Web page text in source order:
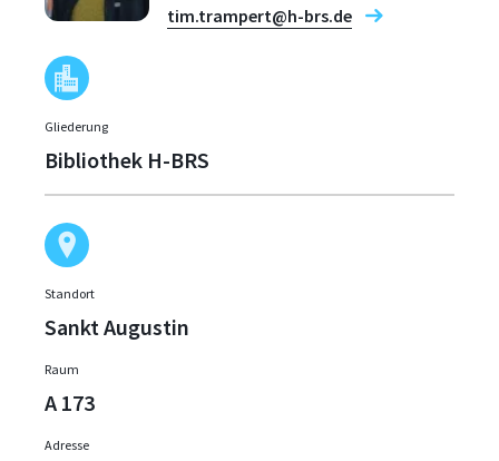
tim.trampert@h-brs.de
Gliederung
Bibliothek H-BRS
Standort
Sankt Augustin
Raum
A 173
Adresse